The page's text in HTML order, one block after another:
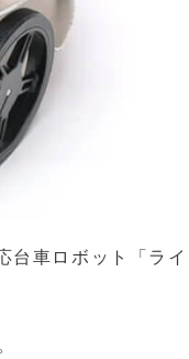
台車ロボット「ラ